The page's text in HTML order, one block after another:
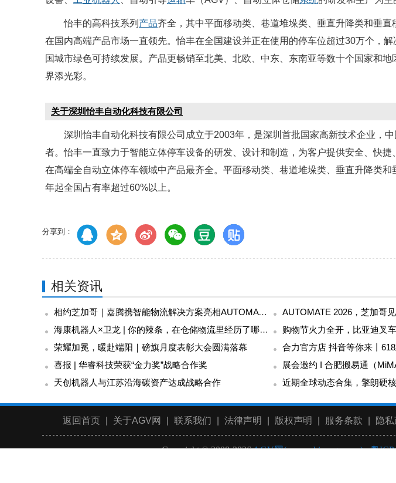
怡丰的高科技系列 产品齐全，其中平面移动类、巷道堆垛类、垂直升降类和垂直
在国内高端产品市场一直领先。怡丰在全国建设并正在使用的停车位超过30万个，
国城市绿色可持续发展。产品更畅销至北美、北欧、中东、东南亚等数十个国家和地
界添光彩。
关于深圳怡丰自动化科技有限公司
深圳怡丰自动化科技有限公司成立于2003年，是深圳首批国家高新技术企业，
者。怡丰一直致力于智能立体停车设备的研发、设计和制造，为客户提供安全、快捷
在高端全自动立体停车领域中产品最齐全。平面移动类、巷道堆垛类、垂直升降类和
年起全国占有率超过60%以上。
分享到：
相关资讯
相约芝加哥｜嘉腾携智能物流解决方案亮相AUTOMATE 2026
AUTOMATE 2026，芝加哥见
海康机器人×卫龙 | 你的辣条，在仓储物流里经历了哪些闯关？
购物节火力全开，比亚迪叉
荣耀加冕，暖赴端阳｜磅旗月度表彰大会圆满落幕
合力官方店 抖音等你来丨
喜报 | 华睿科技荣获“金力奖”战略合作奖
天创机器人与江苏沿海碳资产达成战略合作
近期全球动态合集，擎朗硬
返回首页 关于AGV网 联系我们 法律声明 版权声明 服务条款 隐
Copyright © 2008-2026AGV网(www.chinaagv.com) 粤ICP